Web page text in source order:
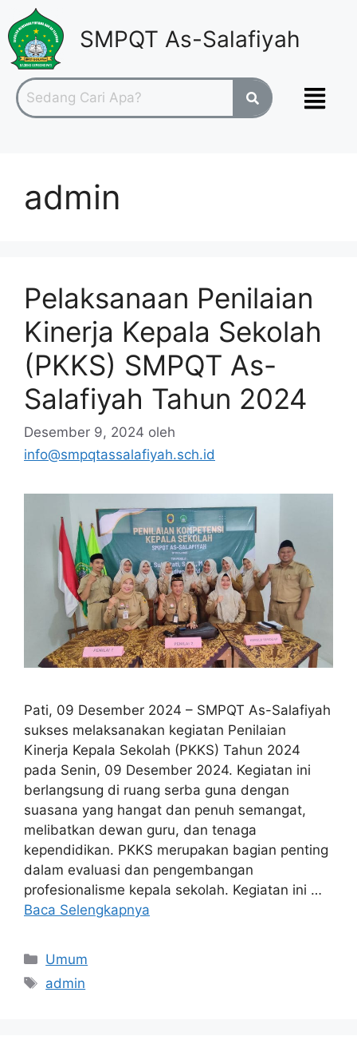
SMPQT As-Salafiyah
admin
Pelaksanaan Penilaian
Kinerja Kepala Sekolah
(PKKS) SMPQT As-
Salafiyah Tahun 2024
Desember 9, 2024 oleh
info@smpqtassalafiyah.sch.id
Pati, 09 Desember 2024 – SMPQT As-Salafiyah
sukses melaksanakan kegiatan Penilaian
Kinerja Kepala Sekolah (PKKS) Tahun 2024
pada Senin, 09 Desember 2024. Kegiatan ini
berlangsung di ruang serba guna dengan
suasana yang hangat dan penuh semangat,
melibatkan dewan guru, dan tenaga
kependidikan. PKKS merupakan bagian penting
dalam evaluasi dan pengembangan
profesionalisme kepala sekolah. Kegiatan ini …
Baca Selengkapnya
Umum
admin